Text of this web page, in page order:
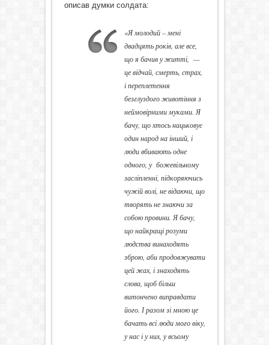
описав думки солдата:
«Я молодий – мені
двадцять років, але все,
що я бачив у житті, —
це відчай, смерть, страх,
і переплетення
безглуздого животіння з
неймовірними муками. Я
бачу, що хтось нацьковує
один народ на інший, і
люди вбивають одне
одного, у божевільному
засліпленні, підкоряючись
чужій волі, не відаючи, що
творять не знаючи за
собою провини. Я бачу,
що найкращі розуми
людства винаходять
зброю, аби продовжувати
цей жах, і знаходять
слова, щоб більш
витончено виправдати
його. І разом зі мною це
бачать всі люди мого віку,
у нас і у них, у всьому